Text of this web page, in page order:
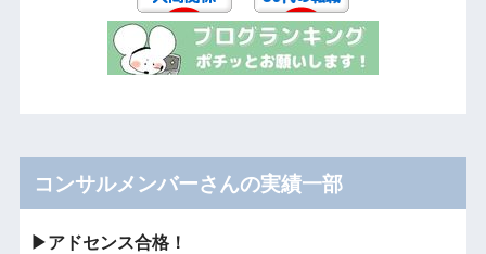
コンサルメンバーさんの実績一部
▶︎アドセンス合格！